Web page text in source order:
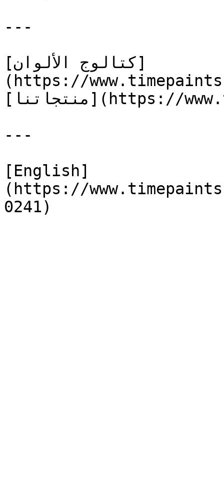
---
[كتالوج الألوان]
(https://
[منتجاتنا](https://www.timepaints.com/ar/products)
---
[English]
(https://
0241)